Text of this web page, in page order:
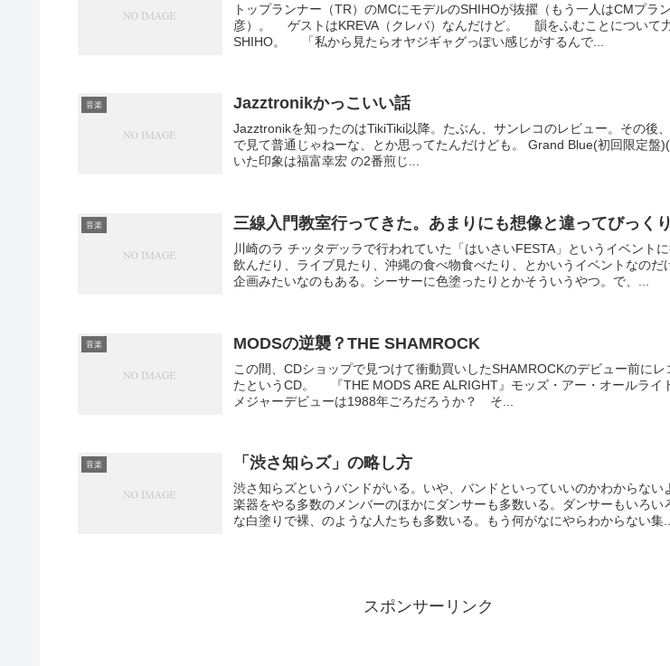
トップランナー（TR）のMCにモデルのSHIHOが抜擢（もう一人はCMプラ
彦）。 ゲストはKREVA（クレバ）なんだけど。 韻をふむことについ
SHIHO。 「私から見たらオヤジギャグっぽい感じがするんで...
音楽 Jazztronikかっこいい話
Jazztronikを知ったのはTikiTiki以降。たぶん、サンレコのレビュー。その後
で見て普通じゃねーな、とか思ってたんだけども。 Grand Blue(初回限定
いた印象は福富幸宏 の2番煎じ...
音楽 三線入門教室行ってきた。あまりにも想像と違ってびっくり
川崎のラ チッタデッラで行われていた「はいさいFESTA」というイベント
飲んだり、ライブ見たり、沖縄の食べ物食べたり、とかいうイベントなのだ
企画みたいなのもある。シーサーに色塗ったりとかそういうやつ。で、...
音楽 MODSの逆襲？THE SHAMROCK
この間、CDショップで見つけて衝動買いしたSHAMROCKのデビュー前に
たというCD。 『THE MODS ARE ALRIGHT』モッズ・アー・オールライ
メジャーデビューは1988年ごろだろうか？ そ...
音楽 「渋さ知らズ」の略し方
渋さ知らズというバンドがいる。いや、バンドといっていいのかわからない
楽器をやる多数のメンバーのほかにダンサーも多数いる。ダンサーもいろい
な白塗りで裸、のような人たちも多数いる。もう何がなにやらわからない集...
スポンサーリンク